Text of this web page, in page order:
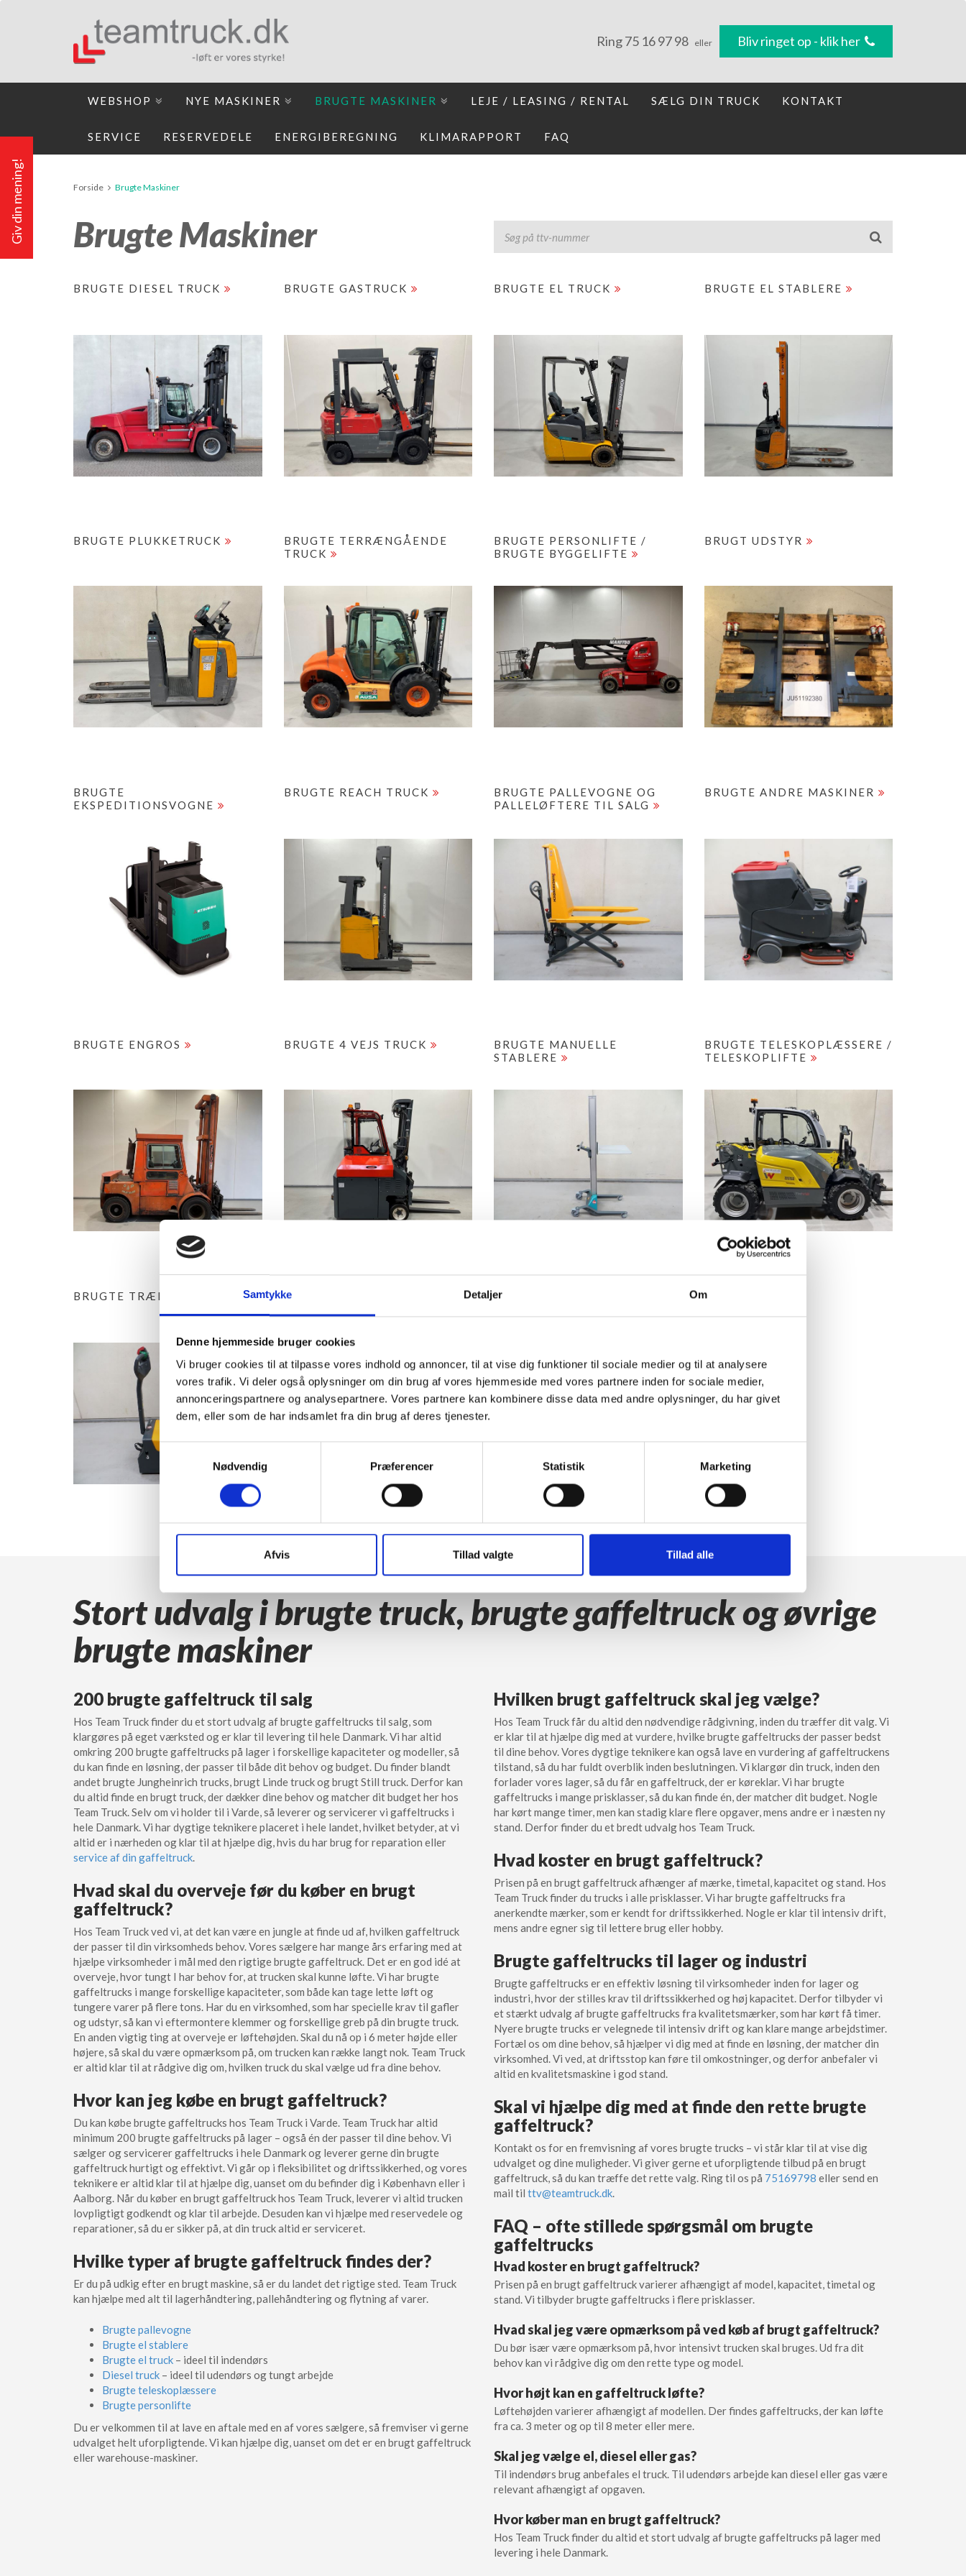
Samtykke Detaljer Om
Denne hjemmeside bruger cookies
Vi bruger cookies til at tilpasse vores indhold og annoncer, til at vise dig funktioner til sociale medier og til at analysere
vores trafik. Vi deler også oplysninger om din brug af vores hjemmeside med vores partnere inden for sociale medier,
annonceringspartnere og analysepartnere. Vores partnere kan kombinere disse data med andre oplysninger, du har givet
dem, eller som de har indsamlet fra din brug af deres tjenester.
Samtykkevalg
Nødvendig
Præferencer Statistik Marketing
Afvis Tillad valgte Tillad alle
Ring75 16 97 98 eller Bliv ringet op - klik her
WEBSHOP NYE MASKINER BRUGTE MASKINER LEJE / LEASING / RENTAL SÆLG DIN TRUCK KONTAKT
SERVICE RESERVEDELE ENERGIBEREGNING KLIMARAPPORT FAQ
Forside Brugte Maskiner
Brugte Maskiner
BRUGTE DIESEL TRUCK BRUGTE GASTRUCK BRUGTE EL TRUCK BRUGTE EL STABLERE
BRUGTE PLUKKETRUCK
BRUGTE TERRÆNGÅENDE
TRUCK
BRUGTE PERSONLIFTE /
BRUGTE BYGGELIFTE
BRUGT UDSTYR
BRUGTE
EKSPEDITIONSVOGNE
BRUGTE REACH TRUCK
BRUGTE PALLEVOGNE OG
PALLELØFTERE TIL SALG
BRUGTE ANDRE MASKINER
BRUGTE ENGROS BRUGTE 4 VEJS TRUCK
BRUGTE MANUELLE
STABLERE
BRUGTE TELESKOPLÆSSERE /
TELESKOPLIFTE
BRUGTE TRÆKKERE
BRUGTE EL PALLELØFTER /
Stort udvalg i brugte truck, brugte gaffeltruck og øvrige
brugte maskiner
200 brugte gaffeltruck til salg
Hos Team Truck finder du et stort udvalg af brugte gaffeltrucks til salg, som
klargøres på eget værksted og er klar til levering til hele Danmark. Vi har altid
omkring 200 brugte gaffeltrucks på lager i forskellige kapaciteter og modeller, så
du kan finde en løsning, der passer til både dit behov og budget. Du finder blandt
andet brugte Jungheinrich trucks, brugt Linde truck og brugt Still truck. Derfor kan
du altid finde en brugt truck, der dækker dine behov og matcher dit budget her hos
Team Truck. Selv om vi holder til i Varde, så leverer og servicerer vi gaffeltrucks i
hele Danmark. Vi har dygtige teknikere placeret i hele landet, hvilket betyder, at vi
altid er i nærheden og klar til at hjælpe dig, hvis du har brug for reparation eller
service af din gaffeltruck.
Hvad skal du overveje før du køber en brugt
gaffeltruck?
Hos Team Truck ved vi, at det kan være en jungle at finde ud af, hvilken gaffeltruck
der passer til din virksomheds behov. Vores sælgere har mange års erfaring med at
hjælpe virksomheder i mål med den rigtige brugte gaffeltruck. Det er en god idé at
overveje, hvor tungt I har behov for, at trucken skal kunne løfte. Vi har brugte
gaffeltrucks i mange forskellige kapaciteter, som både kan tage lette løft og
tungere varer på flere tons. Har du en virksomhed, som har specielle krav til gafler
og udstyr, så kan vi eftermontere klemmer og forskellige greb på din brugte truck.
En anden vigtig ting at overveje er løftehøjden. Skal du nå op i 6 meter højde eller
højere, så skal du være opmærksom på, om trucken kan række langt nok. Team Truck
er altid klar til at rådgive dig om, hvilken truck du skal vælge ud fra dine behov.
Hvor kan jeg købe en brugt gaffeltruck?
Du kan købe brugte gaffeltrucks hos Team Truck i Varde. Team Truck har altid
minimum 200 brugte gaffeltrucks på lager – også én der passer til dine behov. Vi
sælger og servicerer gaffeltrucks i hele Danmark og leverer gerne din brugte
gaffeltruck hurtigt og effektivt. Vi går op i fleksibilitet og driftssikkerhed, og vores
teknikere er altid klar til at hjælpe dig, uanset om du befinder dig i København eller i
Aalborg. Når du køber en brugt gaffeltruck hos Team Truck, leverer vi altid trucken
lovpligtigt godkendt og klar til arbejde. Desuden kan vi hjælpe med reservedele og
reparationer, så du er sikker på, at din truck altid er serviceret.
Hvilke typer af brugte gaffeltruck findes der?
Er du på udkig efter en brugt maskine, så er du landet det rigtige sted. Team Truck
kan hjælpe med alt til lagerhåndtering, pallehåndtering og flytning af varer.
Brugte pallevogne
Brugte el stablere
Brugte el truck – ideel til indendørs
Diesel truck – ideel til udendørs og tungt arbejde
Brugte teleskoplæssere
Brugte personlifte
Du er velkommen til at lave en aftale med en af vores sælgere, så fremviser vi gerne
udvalget helt uforpligtende. Vi kan hjælpe dig, uanset om det er en brugt gaffeltruck
eller warehouse-maskiner.
Hvilken brugt gaffeltruck skal jeg vælge?
Hos Team Truck får du altid den nødvendige rådgivning, inden du træffer dit valg. Vi
er klar til at hjælpe dig med at vurdere, hvilke brugte gaffeltrucks der passer bedst
til dine behov. Vores dygtige teknikere kan også lave en vurdering af gaffeltruckens
tilstand, så du har fuldt overblik inden beslutningen. Vi klargør din truck, inden den
forlader vores lager, så du får en gaffeltruck, der er køreklar. Vi har brugte
gaffeltrucks i mange prisklasser, så du kan finde én, der matcher dit budget. Nogle
har kørt mange timer, men kan stadig klare flere opgaver, mens andre er i næsten ny
stand. Derfor finder du et bredt udvalg hos Team Truck.
Hvad koster en brugt gaffeltruck?
Prisen på en brugt gaffeltruck afhænger af mærke, timetal, kapacitet og stand. Hos
Team Truck finder du trucks i alle prisklasser. Vi har brugte gaffeltrucks fra
anerkendte mærker, som er kendt for driftssikkerhed. Nogle er klar til intensiv drift,
mens andre egner sig til lettere brug eller hobby.
Brugte gaffeltrucks til lager og industri
Brugte gaffeltrucks er en effektiv løsning til virksomheder inden for lager og
industri, hvor der stilles krav til driftssikkerhed og høj kapacitet. Derfor tilbyder vi
et stærkt udvalg af brugte gaffeltrucks fra kvalitetsmærker, som har kørt få timer.
Nyere brugte trucks er velegnede til intensiv drift og kan klare mange arbejdstimer.
Fortæl os om dine behov, så hjælper vi dig med at finde en løsning, der matcher din
virksomhed. Vi ved, at driftsstop kan føre til omkostninger, og derfor anbefaler vi
altid en kvalitetsmaskine i god stand.
Skal vi hjælpe dig med at finde den rette brugte
gaffeltruck?
Kontakt os for en fremvisning af vores brugte trucks – vi står klar til at vise dig
udvalget og dine muligheder. Vi giver gerne et uforpligtende tilbud på en brugt
gaffeltruck, så du kan træffe det rette valg. Ring til os på 75169798 eller send en
mail til ttv@teamtruck.dk.
FAQ – ofte stillede spørgsmål om brugte
gaffeltrucks
Hvad koster en brugt gaffeltruck?
Prisen på en brugt gaffeltruck varierer afhængigt af model, kapacitet, timetal og
stand. Vi tilbyder brugte gaffeltrucks i flere prisklasser.
Hvad skal jeg være opmærksom på ved køb af brugt gaffeltruck?
Du bør især være opmærksom på, hvor intensivt trucken skal bruges. Ud fra dit
behov kan vi rådgive dig om den rette type og model.
Hvor højt kan en gaffeltruck løfte?
Løftehøjden varierer afhængigt af modellen. Der findes gaffeltrucks, der kan løfte
fra ca. 3 meter og op til 8 meter eller mere.
Skal jeg vælge el, diesel eller gas?
Til indendørs brug anbefales el truck. Til udendørs arbejde kan diesel eller gas være
relevant afhængigt af opgaven.
Hvor køber man en brugt gaffeltruck?
Hos Team Truck finder du altid et stort udvalg af brugte gaffeltrucks på lager med
levering i hele Danmark.
Giv din mening!